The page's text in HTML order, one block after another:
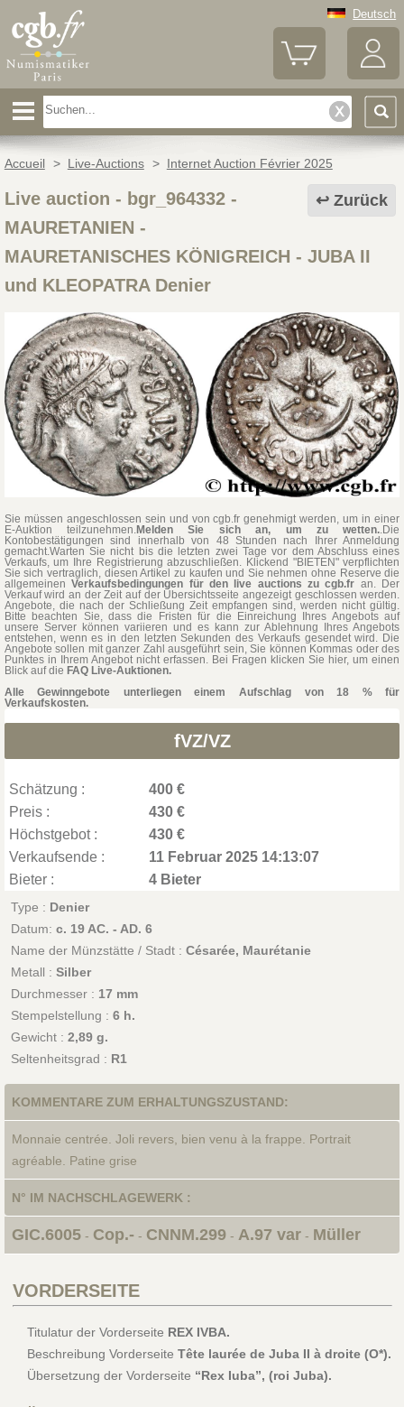
Deutsch
Accueil > Live-Auctions > Internet Auction Février 2025
Zurück
Live auction - bgr_964332-
MAURETANIEN -
MAURETANISCHES KÖNIGREICH - JUBA II
und KLEOPATRA Denier
Sie müssen angeschlossen sein und von cgb.fr genehmigt werden, um in einer
E-Auktion teilzunehmen.Melden Sie sich an, um zu wetten. .Die
Kontobestätigungen sind innerhalb von 48 Stunden nach Ihrer Anmeldung
gemacht.Warten Sie nicht bis die letzten zwei Tage vor dem Abschluss eines
Verkaufs, um Ihre Registrierung abzuschließen. Klickend "BIETEN" verpflichten
Sie sich vertraglich, diesen Artikel zu kaufen und Sie nehmen ohne Reserve die
allgemeinenVerkaufsbedingungen für den live auctions zu cgb.fr an. Der
Verkauf wird an der Zeit auf der Übersichtsseite angezeigt geschlossen werden.
Angebote, die nach der Schließung Zeit empfangen sind, werden nicht gültig.
Bitte beachten Sie, dass die Fristen für die Einreichung Ihres Angebots auf
unsere Server können variieren und es kann zur Ablehnung Ihres Angebots
entstehen, wenn es in den letzten Sekunden des Verkaufs gesendet wird. Die
Angebote sollen mit ganzer Zahl ausgeführt sein, Sie können Kommas oder des
Punktes in Ihrem Angebot nicht erfassen. Bei Fragen klicken Sie hier, um einen
Blick auf die FAQ Live-Auktionen.
Alle Gewinngebote unterliegen einem Aufschlag von 18 % für
Verkaufskosten.
fVZ/VZ
Schätzung :
400 €
Preis :
430 €
Höchstgebot :
430 €
Verkaufsende :
11 Februar 2025 14:13:07
Bieter :
4 Bieter
Type : Denier
Datum: c. 19 AC. - AD. 6
Name der Münzstätte / Stadt : Césarée, Maurétanie
Metall : Silber
Durchmesser : 17 mm
Stempelstellung : 6 h.
Gewicht : 2,89 g.
Seltenheitsgrad : R1
KOMMENTARE ZUM ERHALTUNGSZUSTAND:
Monnaie centrée. Joli revers, bien venu à la frappe. Portrait
agréable. Patine grise
N° IM NACHSCHLAGEWERK :
GIC.6005- Cop.- - CNNM.299- A.97 var- Müller
VORDERSEITE
Titulatur der Vorderseite REX IVBA.
Beschreibung Vorderseite Tête laurée de Juba II à droite (O*).
Übersetzung der Vorderseite “Rex Iuba”, (roi Juba).